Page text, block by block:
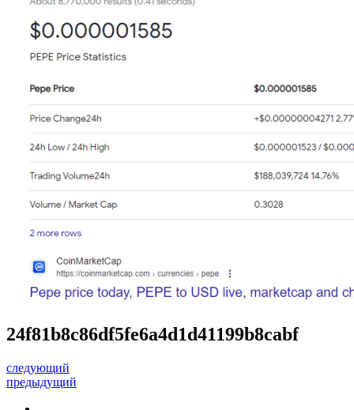
24f81b8c86df5fe6a4d1d41199b8cabf
следующий
предыдущий